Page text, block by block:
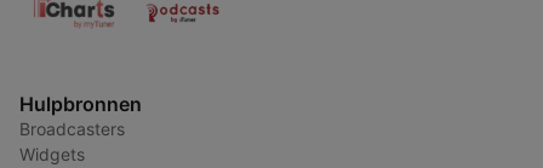
Hulpbronnen
Broadcasters
Widgets